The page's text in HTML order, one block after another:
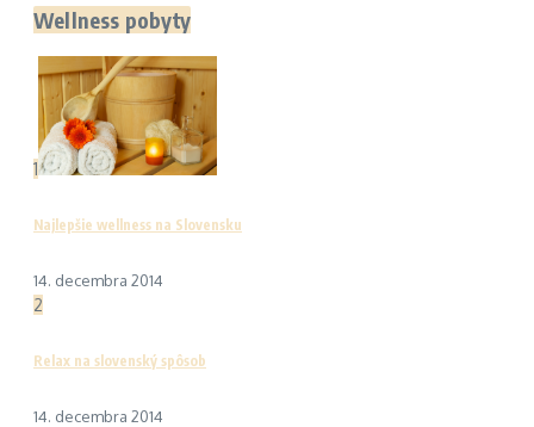
Wellness pobyty
1
Najlepšie wellness na Slovensku
14. decembra 2014
2
Relax na slovenský spôsob
14. decembra 2014